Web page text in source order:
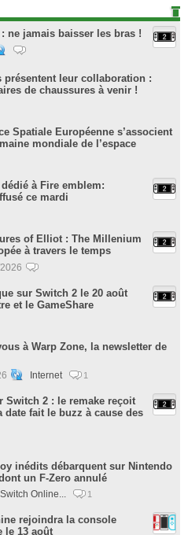
: ne jamais baisser les bras !
présentent leur collaboration :
de chaussures à venir !
Spatiale Européenne s’associent
mondiale de l’espace
à Fire emblem:
ce mardi
of Elliot : The Millenium
à travers le temps
sur Switch 2 le 20 août
et le GameShare
à Warp Zone, la newsletter de
Internet 1
Switch 2 : le remake reçoit
date fait le buzz à cause des
inédits débarquent sur Nintendo
un F-Zero annulé
Online... 1
rejoindra la console
le 13 août